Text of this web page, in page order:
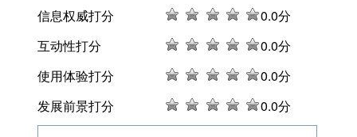
信息权威打分
0.0分
互动性打分
0.0分
使用体验打分
0.0分
发展前景打分
0.0分